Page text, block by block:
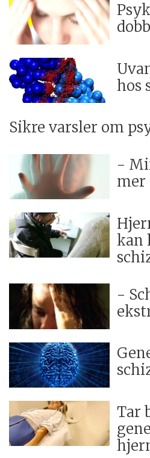
hos
Sikre varsler om
-
mer
kan
-
Tar